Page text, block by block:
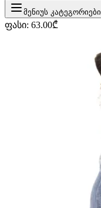
მენიუს კატეგორიები
ფასი: 63.00₾